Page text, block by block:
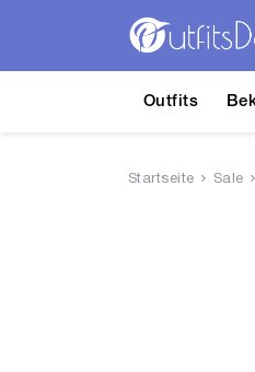
Outfits
Startseite Sale